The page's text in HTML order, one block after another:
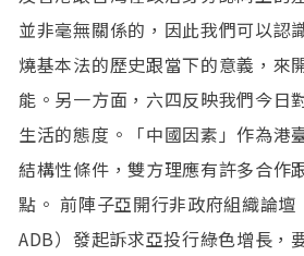
並非毫無關係的，因此我們可以認
燒基本法的歷史跟當下的意義，來
能。另一方面，六四反映我們今日
生活的態度。「中國因素」作為港
結構性條件，雙方理應有許多合作
點。 前陣子亞開行非政府組織論
ADB）發起訴求亞投行綠色增長，